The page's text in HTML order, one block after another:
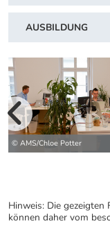
AUSBILDUNG
© AMS/Chloe Potter
Hinweis: Die
können daher vom